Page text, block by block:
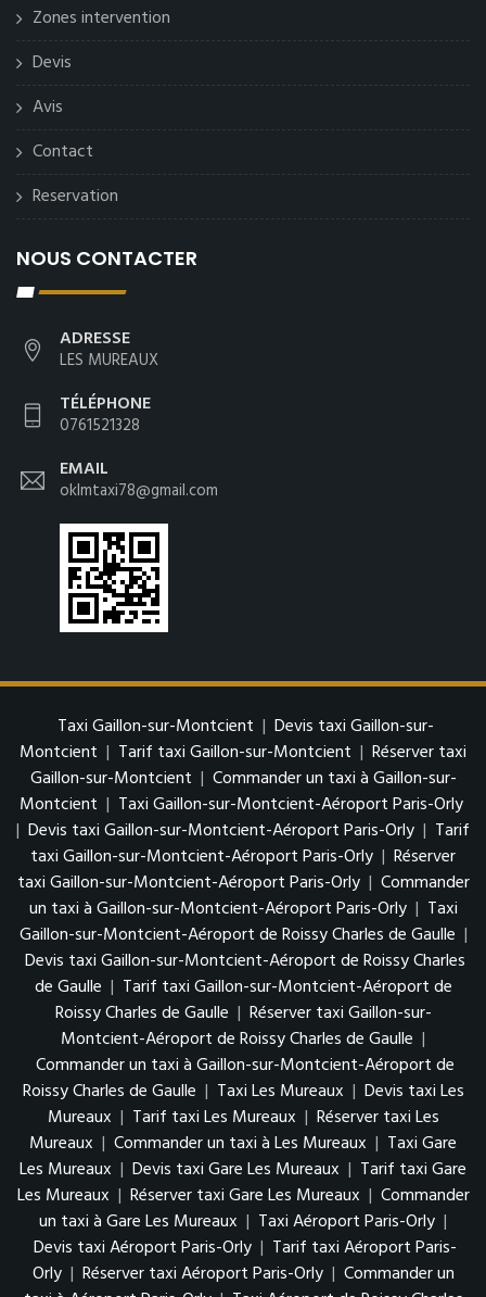
Zones intervention
Devis
Avis
Contact
Reservation
NOUS CONTACTER
ADRESSE
LES MUREAUX
TÉLÉPHONE
0761521328
EMAIL
oklmtaxi78@gmail.com
Taxi Gaillon-sur-Montcient | Devis taxi Gaillon-sur-
Montcient | Tarif taxi Gaillon-sur-Montcient | Réserver taxi
Gaillon-sur-Montcient | Commander un taxi à Gaillon-sur-
Montcient | Taxi Gaillon-sur-Montcient-Aéroport Paris-Orly
| Devis taxi Gaillon-sur-Montcient-Aéroport Paris-Orly | Tarif
taxi Gaillon-sur-Montcient-Aéroport Paris-Orly | Réserver
taxi Gaillon-sur-Montcient-Aéroport Paris-Orly | Commander
un taxi à Gaillon-sur-Montcient-Aéroport Paris-Orly | Taxi
Gaillon-sur-Montcient-Aéroport de Roissy Charles de Gaulle |
Devis taxi Gaillon-sur-Montcient-Aéroport de Roissy Charles
de Gaulle | Tarif taxi Gaillon-sur-Montcient-Aéroport de
Roissy Charles de Gaulle | Réserver taxi Gaillon-sur-
Montcient-Aéroport de Roissy Charles de Gaulle |
Commander un taxi à Gaillon-sur-Montcient-Aéroport de
Roissy Charles de Gaulle | Taxi Les Mureaux | Devis taxi Les
Mureaux | Tarif taxi Les Mureaux | Réserver taxi Les
Mureaux | Commander un taxi à Les Mureaux | Taxi Gare
Les Mureaux | Devis taxi Gare Les Mureaux | Tarif taxi Gare
Les Mureaux | Réserver taxi Gare Les Mureaux | Commander
un taxi à Gare Les Mureaux | Taxi Aéroport Paris-Orly |
Devis taxi Aéroport Paris-Orly | Tarif taxi Aéroport Paris-
Orly | Réserver taxi Aéroport Paris-Orly | Commander un